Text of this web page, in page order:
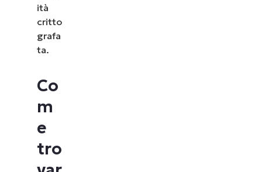
ità
critto
grafa
ta.
Co
m
e
tro